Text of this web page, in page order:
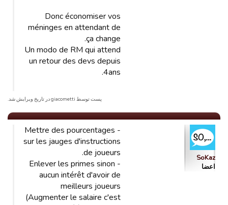
Donc économiser vos
méninges en attendant de
ça change.
Un modo de RM qui attend
un retour des devs depuis
4ans.
پست توسط giacometti در تاریخ ویرایش شد.
SoKaz
اعضا
- Mettre des pourcentages
sur les jauges d'instructions
de joueurs.
- Enlever les primes sinon
aucun intérêt d'avoir de
meilleurs joueurs
(Augmenter le salaire c'est